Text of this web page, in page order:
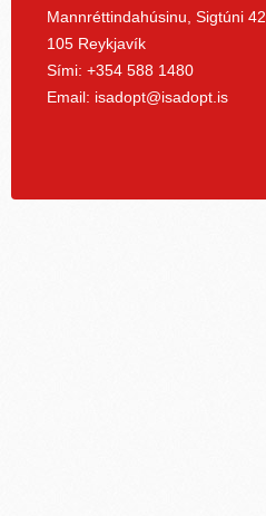
Mannréttindahúsinu, Sigtúni 42
105 Reykjavík
Sími: +354 588 1480
Email: isadopt@isadopt.is